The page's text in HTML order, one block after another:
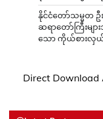
နိုင်ငံတော်သမ္မတ
ဆရာတော်ကြီးမျာ
သော ကိုယ်စား
Direct Download